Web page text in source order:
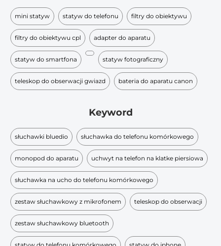
mini statyw statyw do telefonu filtry do obiektywu
filtry do obiektywu cpl adapter do aparatu
statyw do smartfona statyw fotograficzny
teleskop do obserwacji gwiazd bateria do aparatu canon
Keyword
słuchawki bluedio słuchawka do telefonu komórkowego
monopod do aparatu uchwyt na telefon na klatke piersiowa
słuchawka na ucho do telefonu komórkowego
zestaw słuchawkowy z mikrofonem teleskop do obserwacji
zestaw słuchawkowy bluetooth